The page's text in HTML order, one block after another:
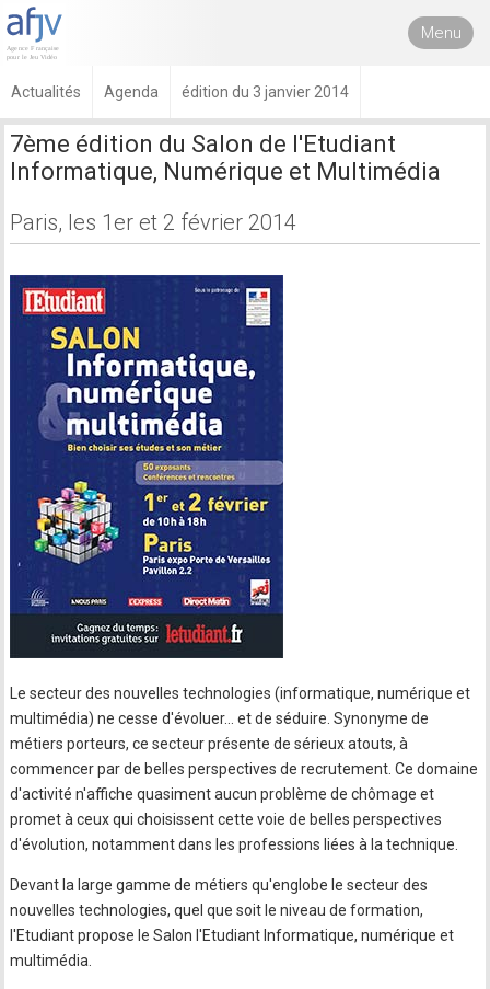
Menu
Actualités Agenda édition du 3 janvier 2014
7ème édition du Salon de l'Etudiant
Informatique, Numérique et Multimédia
Paris, les 1er et 2 février 2014
Le secteur des nouvelles technologies (informatique, numérique et
multimédia) ne cesse d'évoluer... et de séduire. Synonyme de
métiers porteurs, ce secteur présente de sérieux atouts, à
commencer par de belles perspectives de recrutement. Ce domaine
d'activité n'affiche quasiment aucun problème de chômage et
promet à ceux qui choisissent cette voie de belles perspectives
d'évolution, notamment dans les professions liées à la technique.
Devant la large gamme de métiers qu'englobe le secteur des
nouvelles technologies, quel que soit le niveau de formation,
l'Etudiant propose le Salon l'Etudiant Informatique, numérique et
multimédia.